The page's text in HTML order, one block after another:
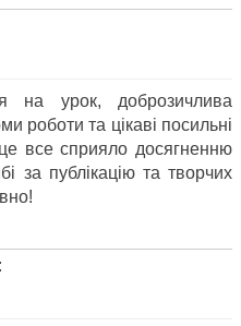
на урок, доброзичлива
роботи та цікаві посильні
все сприяло досягненню
за публікацію та творчих
: